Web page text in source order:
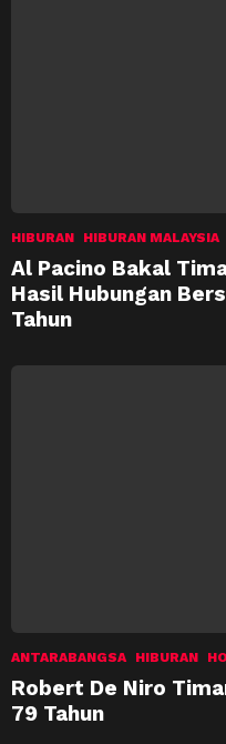
HIBURAN HIBURAN MALAYSIA
Al Pacino Bakal
Hasil Hubungan
Tahun
ANTARABANGSA HIBURAN
Robert De Niro
79 Tahun